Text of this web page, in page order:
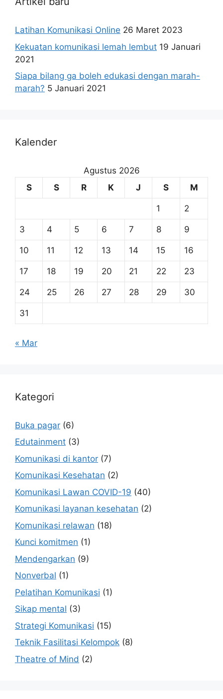
Latihan Komunikasi Online 26 Maret 2023
Kekuatan komunikasi lemah lembut 19 Januari
2021
Siapa bilang ga boleh edukasi dengan marah-
marah? 5 Januari 2021
Kalender
Agustus 2026
S
S R K J S M
1 2
3 4 5 6 7 8 9
10 11 12 13 14 15 16
17 18 19 20 21 22 23
24 25 26 27 28 29 30
31
« Mar
Kategori
Buka pagar (6)
Edutainment (3)
Komunikasi di kantor (7)
Komunikasi Kesehatan (2)
Komunikasi Lawan COVID-19 (40)
Komunikasi layanan kesehatan (2)
Komunikasi relawan (18)
Kunci komitmen (1)
Mendengarkan (9)
Nonverbal (1)
Pelatihan Komunikasi (1)
Sikap mental (3)
Strategi Komunikasi (15)
Teknik Fasilitasi Kelompok (8)
Theatre of Mind (2)